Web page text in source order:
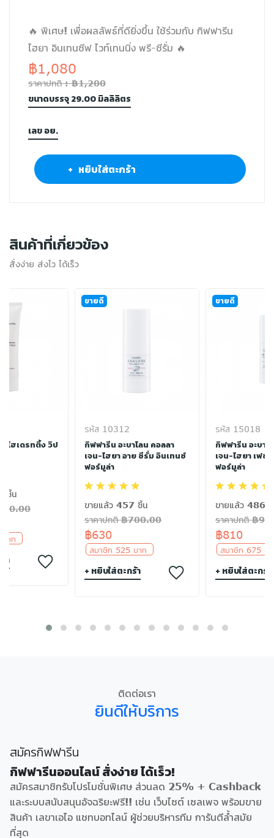
🔥 พิเศษ! เพื่อผลลัพธ์ที่ดียิ่งขึ้น ใช้ร่วมกับ กิฟฟารีน
ไฮยา อินเทนซีฟ ไวท์เทนนิ่ง พรี-ซีรั่ม 🔥
฿1,080
ราคาปกติ : ฿1,200
ขนาดบรรจุ 29.00 มิลลิลิตร
เลข อย.
+ หยิบใส่ตะกร้า
สินค้าที่เกี่ยวข้อง
สั่งง่าย ส่งไว ได้เร็ว
ไฮเดรทติ้ง วิป
ชิ้น
าท
า
ขายดี
รหัส 10312
กิฟฟารีน อะบาโลน คอลลา
เจน-ไฮยา อาย ซีรั่ม อินเทนซ์
ฟอร์มูล่า
ขายแล้ว 457 ชิ้น
ราคาปกติ ฿700.00
฿630
สมาชิก 525 บาท
+ หยิบใส่ตะกร้า
ขายดี
รหัส 15018
กิฟฟารีน อะบาโ
เจน-ไฮยา เฟซ
ฟอร์มูล่า
ขายแล้ว 486
ราคาปกติ ฿
฿810
สมาชิก 675
+ หยิบใส่ตะกร้า
ติดต่อเรา
ยินดีให้บริการ
สมัครกิฟฟารีน
กิฟฟารีนออนไลน์ สั่งง่าย ได้เร็ว!
สมัครสมาชิกรับโปรโมชั่นพิเศษ ส่วนลด 25% + Cashback
และระบบสนับสนุนอัจฉริยะฟรี!! เช่น เว็บไซต์ เซลเพจ พร้อมขาย
สินค้า เลขาเอไอ แชทบอทไลน์ ผู้ช่วยบริหารทีม การันตีล้ำสมัย
ที่สุด